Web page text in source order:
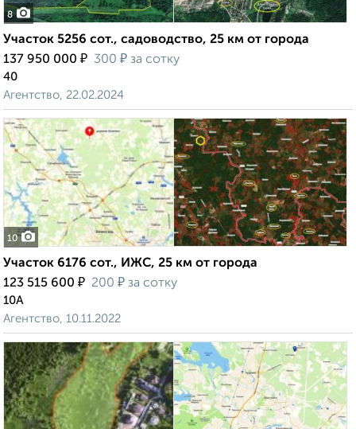
8
Участок 5256 сот., садоводство, 25 км от города
137 950 000 ₽ 300 ₽ за сотку
40
Агентство, 22.02.2024
10
Участок 6176 сот., ИЖС, 25 км от города
123 515 600 ₽ 200 ₽ за сотку
10А
Агентство, 10.11.2022